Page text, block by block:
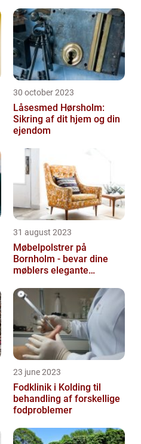
30 october 2023
Låsesmed Hørsholm:
Sikring af dit hjem og din
ejendom
31 august 2023
Møbelpolstrer på
Bornholm - bevar dine
møblers elegante
23 june 2023
Fodklinik i Kolding til
behandling af forskellige
fodproblemer